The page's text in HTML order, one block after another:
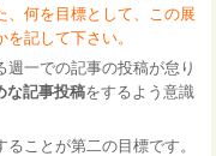
、何を目標として、この展
記して下さい。
週一での記事の投稿が怠り
な記事投稿をするよう意識
ることが第二の目標です。